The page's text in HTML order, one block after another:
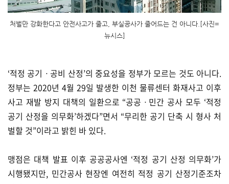
처벌만 강화한다고 안전사고가 줄고, 부실공사가 줄어드는 건 아니다.[사진=
뉴시스]
‘적정 공기ㆍ공비 산정’의 중요성을 정부가 모르는 것도 아니다.
정부는 2020년 4월 29일 발생한 이천 물류센터 화재사고 이후
사고 재발 방지 대책의 일환으로 “공공ㆍ민간 공사 모두 ‘적정
공기 산정을 의무화’하겠다”면서 “무리한 공기 단축 시 형사 처
벌할 것”이라고 밝힌 바 있다.
맹점은 대책 발표 이후 공공공사엔 ‘적정 공기 산정 의무화’가
시행됐지만, 민간공사 현장엔 여전히 적정 공기 산정기준조차